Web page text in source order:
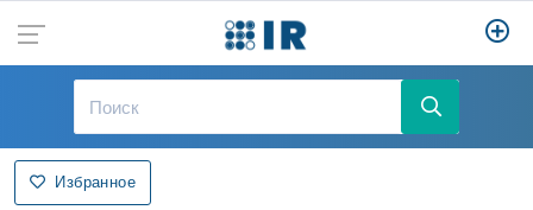
Избранное